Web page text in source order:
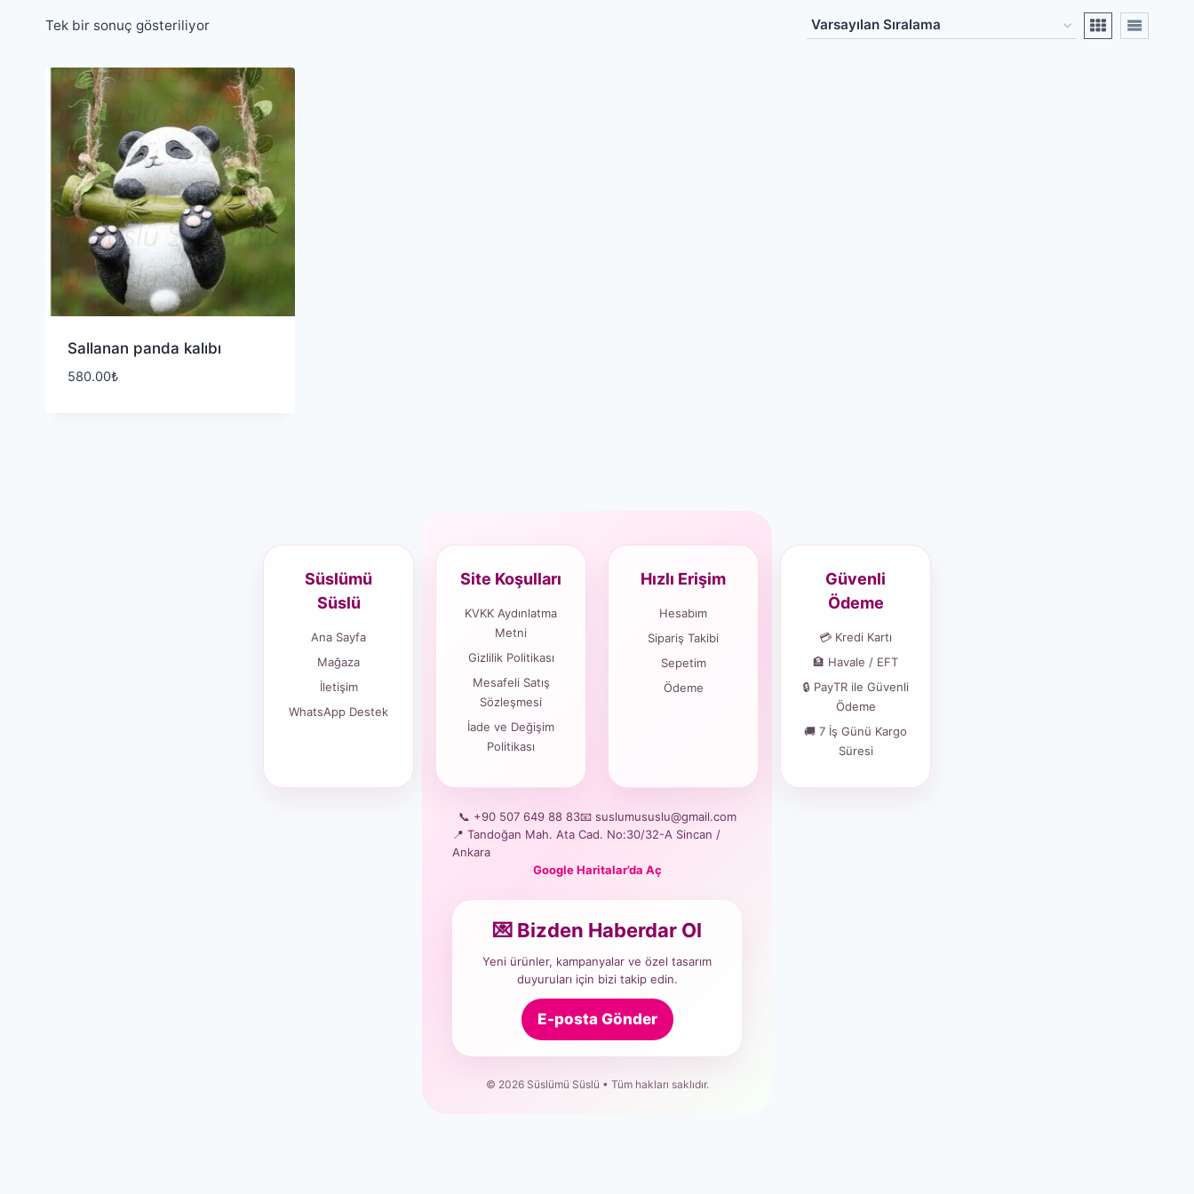
Tek bir sonuç gösteriliyor
Sallanan panda kalıbı
580.00₺
Süslümü
Süslü
Ana Sayfa
Mağaza
İletişim
WhatsApp Destek
Site Koşulları
KVKK Aydınlatma
Metni
Gizlilik Politikası
Mesafeli Satış
Sözleşmesi
İade ve Değişim
Politikası
Hızlı Erişim
Hesabım
Sipariş Takibi
Sepetim
Ödeme
Güvenli
Ödeme
💳 Kredi Kartı
🏦 Havale / EFT
🔒 PayTR ile Güvenli
Ödeme
🚚 7 İş Günü Kargo
Süresi
📞 +90 507 649 88 83📧 suslumususlu@gmail.com
📍 Tandoğan Mah. Ata Cad. No:30/32-A Sincan /
Ankara
Google Haritalar’da Aç
💌 Bizden Haberdar Ol
Yeni ürünler, kampanyalar ve özel tasarım
duyuruları için bizi takip edin.
E-posta Gönder
© 2026 Süslümü Süslü • Tüm hakları saklıdır.